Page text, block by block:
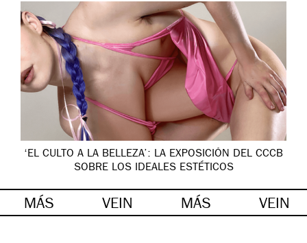
‘EL CULTO A LA BELLEZA’: LA EXPOSICIÓN DEL CCCB
SOBRE LOS IDEALES ESTÉTICOS
MÁS VEIN MÁS VEIN